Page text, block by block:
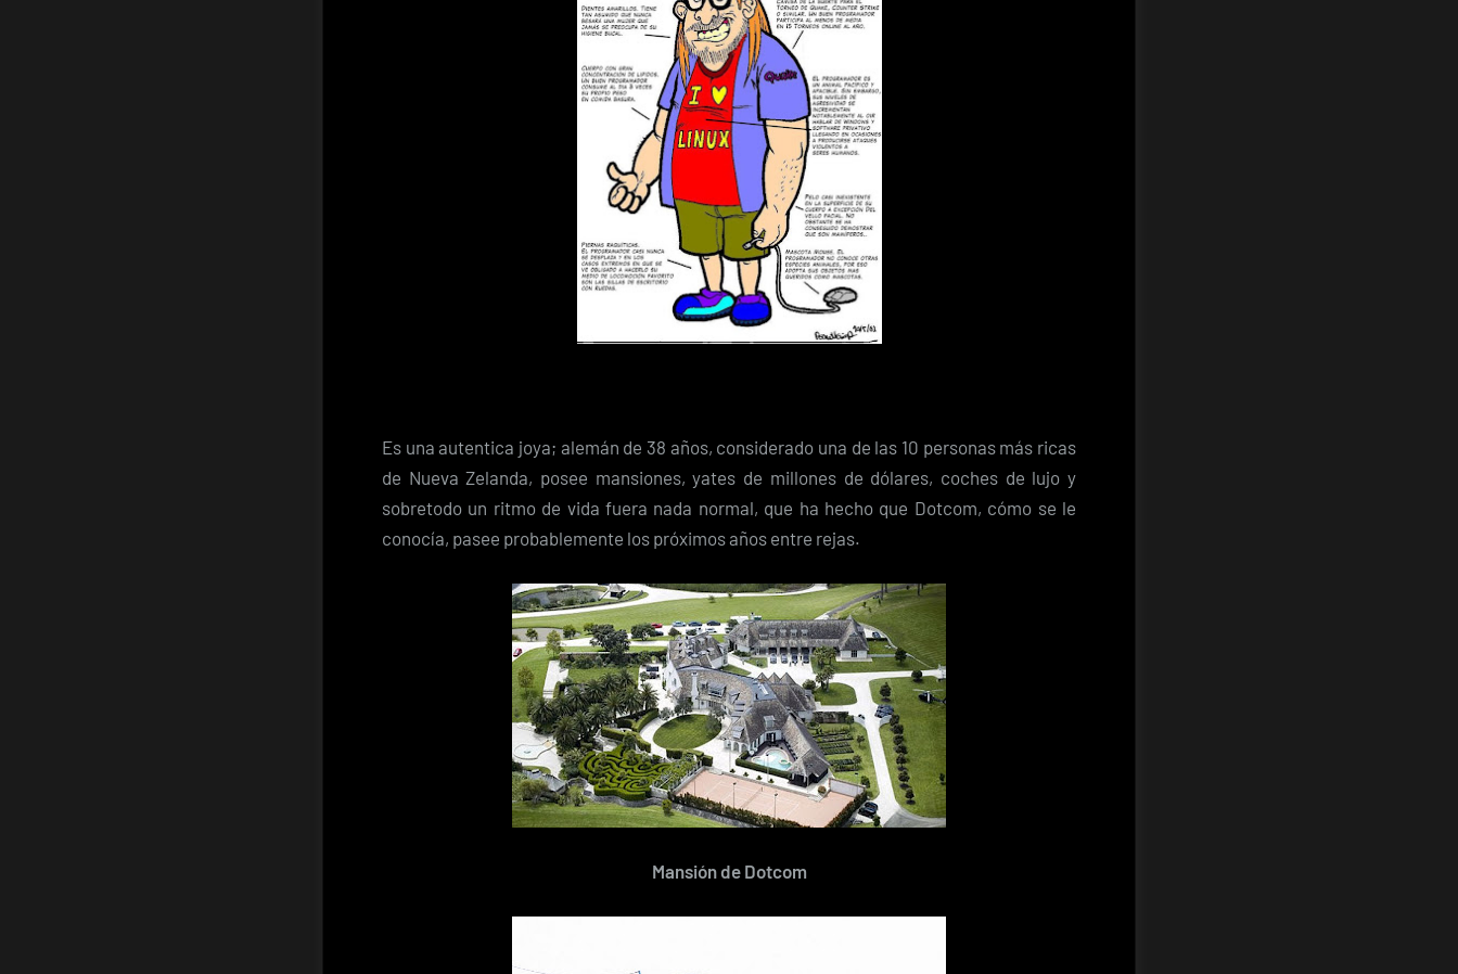
Es una autentica joya; alemán de 38 años, considerado una de las 10 personas más ricas
de Nueva Zelanda, posee mansiones, yates de millones de dólares, coches de lujo y
sobretodo un ritmo de vida fuera nada normal, que ha hecho que Dotcom, cómo se le
conocía, pasee probablemente los próximos años entre rejas.
Mansión de Dotcom